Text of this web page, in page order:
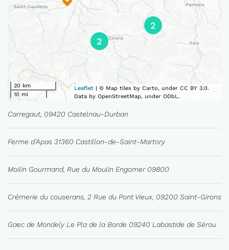
2
2
20 km
10 mi
Leaflet | © Map tiles by Carto, under CC BY 3.0.
Data by OpenStreetMap, under ODbL.
Carregaut, 09420 Castelnau-Durban
Ferme d'Apas 31360 Castillon-de-Saint-Martory
Moilin Gourmand, Rue du Moulin Engomer 09800
Crémerie du couserans, 2 Rue du Pont Vieux, 09200 Saint-Girons
Gaec de Mondely Le Pla de la Borde 09240 Labastide de Sérou